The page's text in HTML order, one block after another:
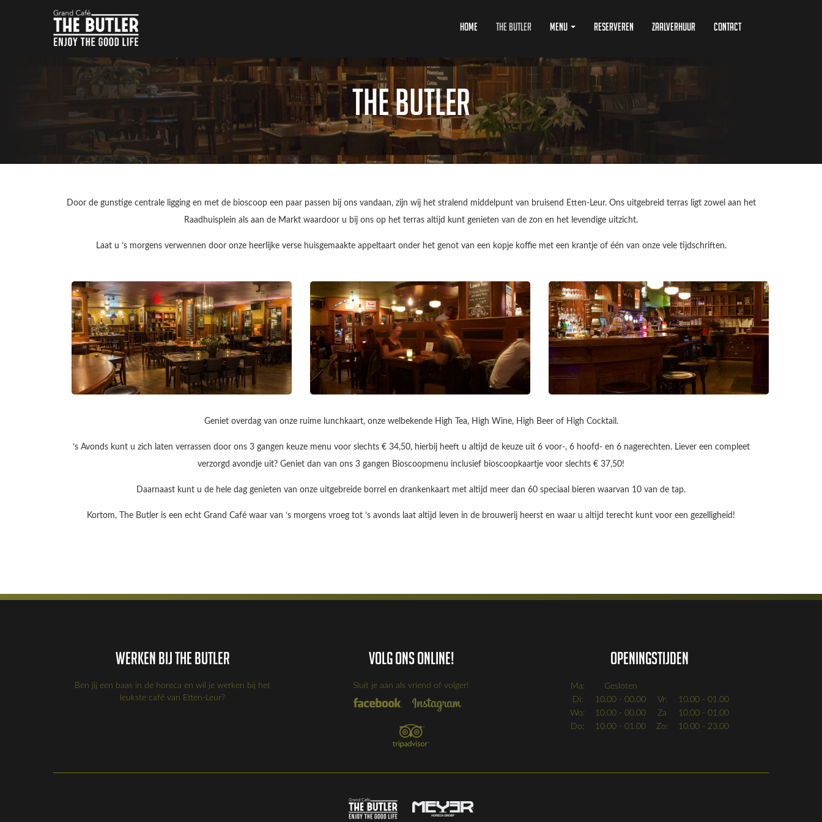
Home The Butler Menu Reserveren Zaalverhuur Contact
The Butler
Door de gunstige centrale ligging en met de bioscoop een paar passen bij ons vandaan, zijn wij het stralend middelpunt van bruisend Etten-Leur. Ons uitgebreid terras ligt zowel aan het
Raadhuisplein als aan de Markt waardoor u bij ons op het terras altijd kunt genieten van de zon en het levendige uitzicht.
Laat u ’s morgens verwennen door onze heerlijke verse huisgemaakte appeltaart onder het genot van een kopje koffie met een krantje of één van onze vele tijdschriften.
Geniet overdag van onze ruime lunchkaart, onze welbekende High Tea, High Wine, High Beer of High Cocktail.
’s Avonds kunt u zich laten verrassen door ons 3 gangen keuze menu voor slechts € 34,50, hierbij heeft u altijd de keuze uit 6 voor-, 6 hoofd- en 6 nagerechten. Liever een compleet
verzorgd avondje uit? Geniet dan van ons 3 gangen Bioscoopmenu inclusief bioscoopkaartje voor slechts € 37,50!
Daarnaast kunt u de hele dag genieten van onze uitgebreide borrel en drankenkaart met altijd meer dan 60 speciaal bieren waarvan 10 van de tap.
Kortom, The Butler is een echt Grand Café waar van ‘s morgens vroeg tot ’s avonds laat altijd leven in de brouwerij heerst en waar u altijd terecht kunt voor een gezelligheid!
Werken bij the Butler
Ben jij een baas in de horeca en wil je werken bij het
leukste café van Etten-Leur?
Volg ons online!
Sluit je aan als vriend of volger!
Openingstijden
Ma:
Gesloten
Di:
10.00 - 00.00 Vr:
10.00 - 01.00
Wo:
10.00 - 00.00 Za
10.00 - 01.00
Do:
10.00 - 01.00 Zo: 10.00 - 23.00